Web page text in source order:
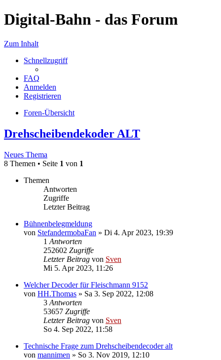
Digital-Bahn - das Forum
Zum Inhalt
Schnellzugriff
FAQ
Anmelden
Registrieren
Foren-Übersicht
Drehscheibendekoder ALT
Neues Thema
8 Themen • Seite 1 von 1
Themen
Antworten
Zugriffe
Letzter Beitrag
Bühnenbelegmeldung
von StefandermobaFan » Di 4. Apr 2023, 19:39
1 Antworten
252602 Zugriffe
Letzter Beitrag von Sven
Mi 5. Apr 2023, 11:26
Welcher Decoder für Fleischmann 9152
von HH.Thomas » Sa 3. Sep 2022, 12:08
3 Antworten
53657 Zugriffe
Letzter Beitrag von Sven
So 4. Sep 2022, 11:58
Technische Frage zum Drehscheibendecoder alt
von mannimen » So 3. Nov 2019, 12:10